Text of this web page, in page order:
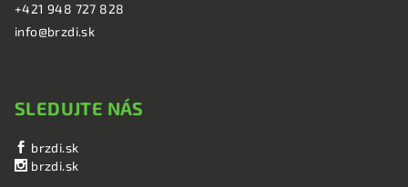
+421 948 727 828
info@brzdi.sk
SLEDUJTE NÁS
brzdi.sk
brzdi.sk